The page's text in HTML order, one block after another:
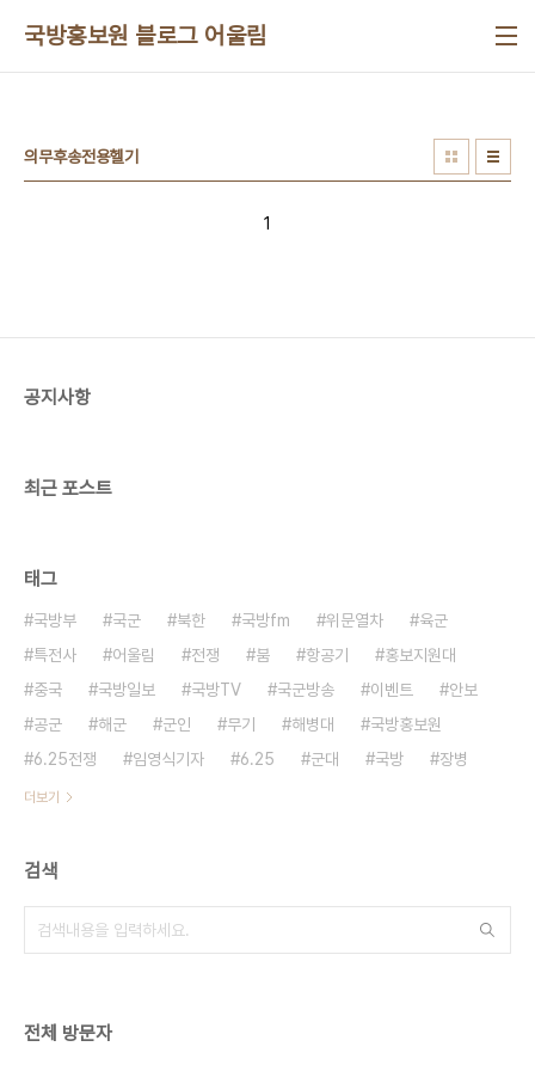
국방홍보원 블로그 어울림
의무후송전용헬기
1
공지사항
최근 포스트
태그
국방부 국군 북한 국방fm 위문열차
육군
특전사
어울림 전쟁 붐 항공기
홍보지원대
중국
국방일보 국방TV 국군방송 이벤트
안보
공군
해군 군인 무기 해병대
국방홍보원
6.25전쟁
임영식기자 6.25 군대 국방 장병
더보기
검색
전체 방문자